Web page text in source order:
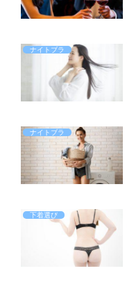
ナイトブラ
ナイトブラ
下着選び